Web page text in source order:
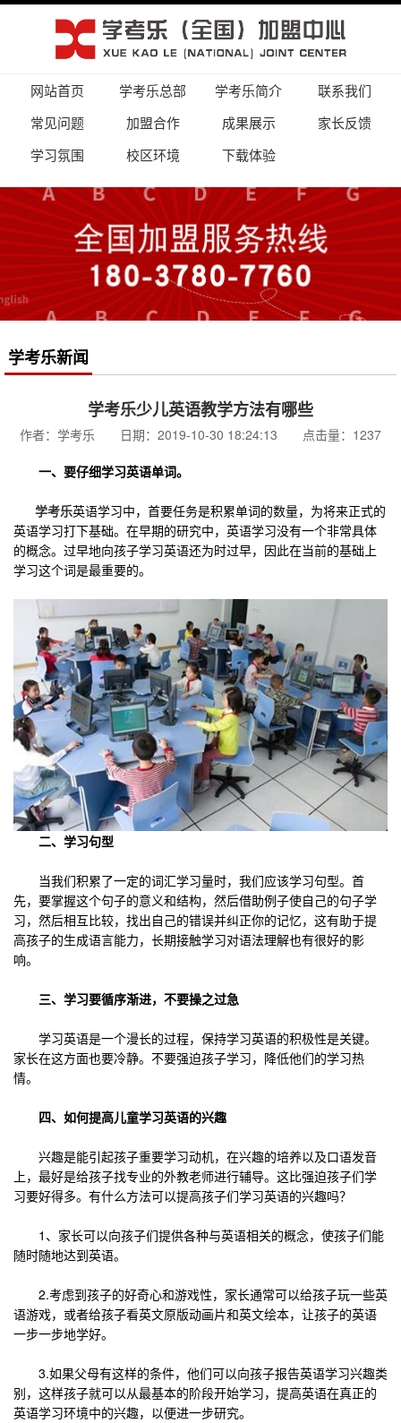
网站首页 学考乐总部 学考乐简介
联系我们
常见问题
加盟合作 成果展示
家长反馈
学习氛围
校区环境 下载体验
学考乐新闻
学考乐少儿英语教学方法有哪些
作者：学考乐 日期：2019-10-30 18:24:13 点击量：1237
一、要仔细学习英语单词。
学考乐英语学习中，首要任务是积累单词的数量，为将来正式的
英语学习打下基础。在早期的研究中，英语学习没有一个非常具体
的概念。过早地向孩子学习英语还为时过早，因此在当前的基础上
学习这个词是最重要的。
二、学习句型
当我们积累了一定的词汇学习量时，我们应该学习句型。首
先，要掌握这个句子的意义和结构，然后借助例子使自己的句子学
习，然后相互比较，找出自己的错误并纠正你的记忆，这有助于提
高孩子的生成语言能力，长期接触学习对语法理解也有很好的影
响。
三、学习要循序渐进，不要操之过急
学习英语是一个漫长的过程，保持学习英语的积极性是关键。
家长在这方面也要冷静。不要强迫孩子学习，降低他们的学习热
情。
四、如何提高儿童学习英语的兴趣
兴趣是能引起孩子重要学习动机，在兴趣的培养以及口语发音
上，最好是给孩子找专业的外教老师进行辅导。这比强迫孩子们学
习要好得多。有什么方法可以提高孩子们学习英语的兴趣吗？
1、家长可以向孩子们提供各种与英语相关的概念，使孩子们能
随时随地达到英语。
2.考虑到孩子的好奇心和游戏性，家长通常可以给孩子玩一些英
语游戏，或者给孩子看英文原版动画片和英文绘本，让孩子的英语
一步一步地学好。
3.如果父母有这样的条件，他们可以向孩子报告英语学习兴趣类
别，这样孩子就可以从最基本的阶段开始学习，提高英语在真正的
英语学习环境中的兴趣，以便进一步研究。